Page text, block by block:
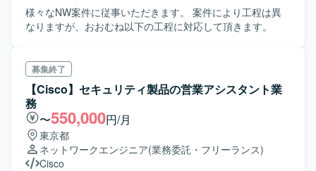
様々なNW案件に従事いただきます。 案件により工程は異
なりますが、おおむね以下の工程に対応して頂きます。
募集終了
【Cisco】セキュリティ製品の営業アシスタント業
務
〜550,000円/月
東京都
ネットワークエンジニア(業務委託・フリーランス)
Cisco